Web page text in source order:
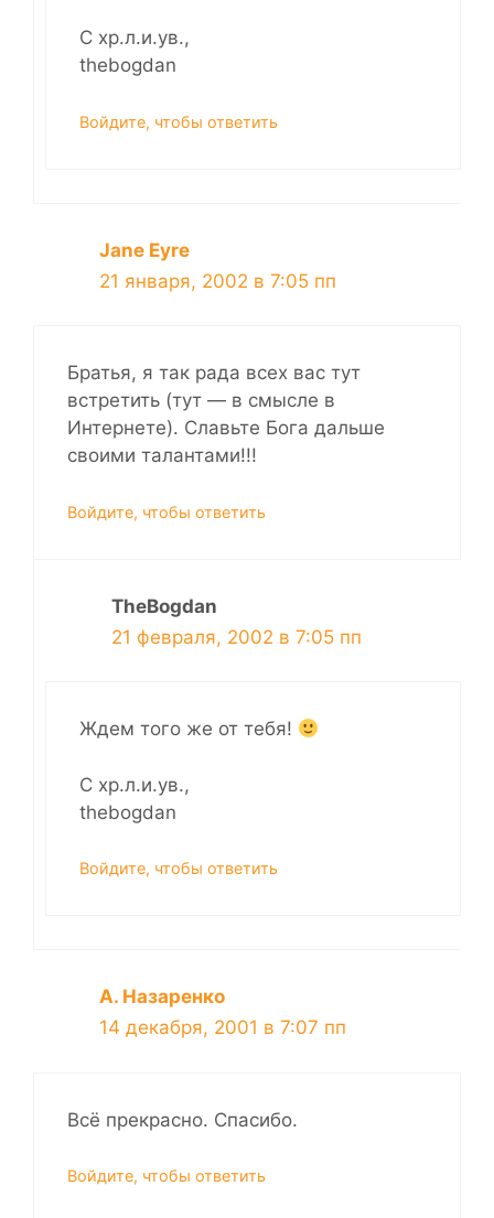
С хр.л.и.ув.,
thebogdan
Войдите, чтобы ответить
Jane Eyre
21 января, 2002 в 7:05 пп
Братья, я так рада всех вас тут
встретить (тут — в смысле в
Интернете). Славьте Бога дальше
своими талантами!!!
Войдите, чтобы ответить
TheBogdan
21 февраля, 2002 в 7:05 пп
Ждем того же от тебя!
С хр.л.и.ув.,
thebogdan
Войдите, чтобы ответить
А. Назаренко
14 декабря, 2001 в 7:07 пп
Всё прекрасно. Спасибо.
Войдите, чтобы ответить